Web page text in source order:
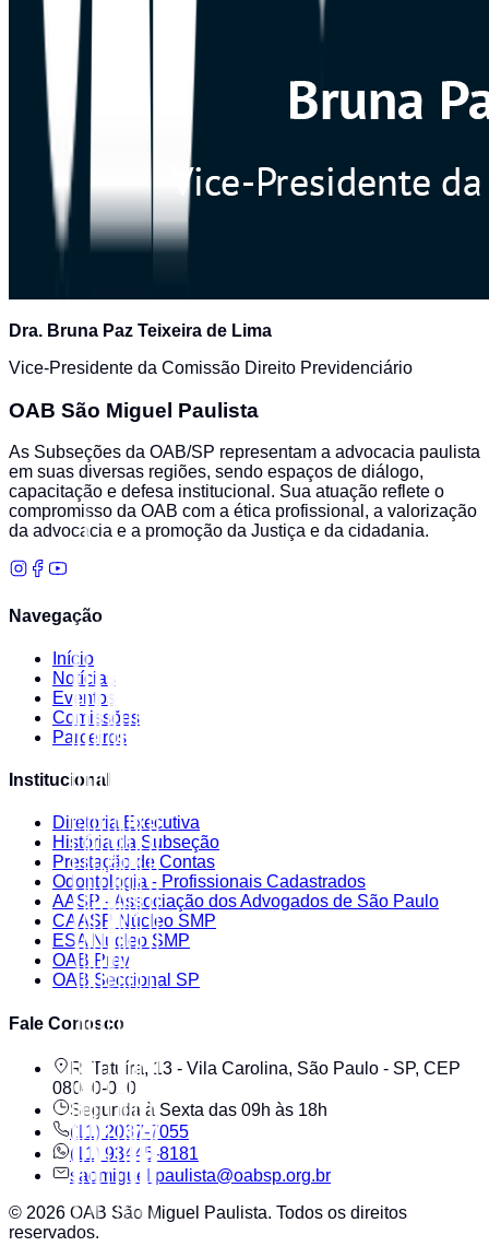
Dra. Bruna Paz Teixeira de Lima
Vice-Presidente da Comissão Direito Previdenciário
OAB São Miguel Paulista
As Subseções da OAB/SP representam a advocacia paulista
em suas diversas regiões, sendo espaços de diálogo,
capacitação e defesa institucional. Sua atuação reflete o
compromisso da OAB com a ética profissional, a valorização
da advocacia e a promoção da Justiça e da cidadania.
Navegação
Início
Notícias
Eventos
Comissões
Parceiros
Institucional
Diretoria Executiva
História da Subseção
Prestação de Contas
Odontologia - Profissionais Cadastrados
AASP - Associação dos Advogados de São Paulo
CAASP Núcleo SMP
ESA Núcleo SMP
OAB Prev
OAB Seccional SP
Fale Conosco
R. Tatuíra, 13 - Vila Carolina, São Paulo - SP, CEP
08040-020
Segunda à Sexta das 09h às 18h
(11) 2037-7055
(11) 93445-8181
saomiguel.paulista@oabsp.org.br
© 2026 OAB São Miguel Paulista. Todos os direitos
reservados.